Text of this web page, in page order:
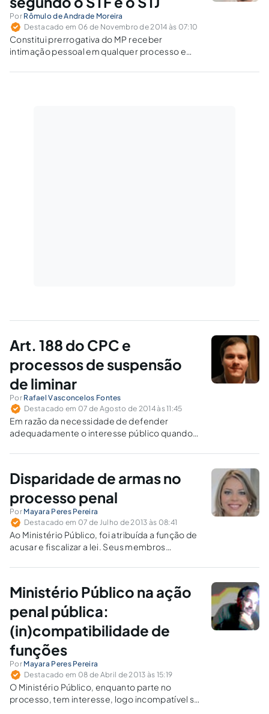
Por Rômulo de Andrade Moreira
Destacado em 06 de Novembro de 2014 às 07:10
Constitui prerrogativa do MP receber
intimação pessoal em qualquer processo e
autos em vista.
Art. 188 do CPC e
processos de suspensão
de liminar
Por Rafael Vasconcelos Fontes
Destacado em 07 de Agosto de 2014 às 11:45
Em razão da necessidade de defender
adequadamente o interesse público quando
fazem necessárias as prerrogativas
Ministério Público.
Disparidade de armas no
processo penal
Por Mayara Peres Pereira
Destacado em 07 de Julho de 2013 às 08:41
Ao Ministério Público, foi atribuída a função de
acusar e fiscalizar a lei. Seus membros
julgador e prejudicam a paridade das armas no
parte mais fraca.
Ministério Público na ação
penal pública:
(in)compatibilidade de
funções
Por Mayara Peres Pereira
Destacado em 08 de Abril de 2013 às 15:19
O Ministério Público, enquanto parte no
processo, tem interesse, logo incompatível se